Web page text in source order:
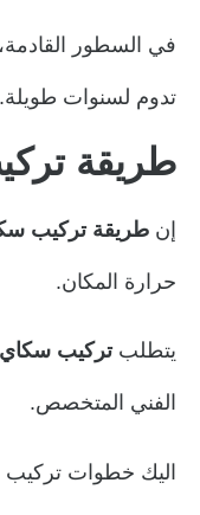
في السطور
تدوم لسنوات طويلة.
طريقة
إن طريقة تركيب
حرارة المكان.
يتطلبتركيب سكاي
الفني المتخصص.
اليك خطوات تركيب